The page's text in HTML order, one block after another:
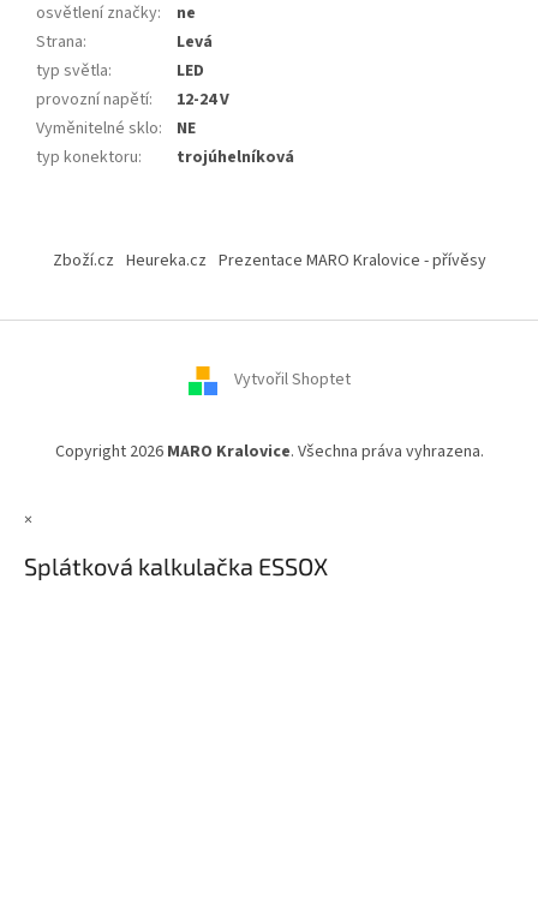
osvětlení značky:
ne
Strana:
Levá
typ světla:
LED
provozní napětí:
12-24 V
Vyměnitelné sklo:
NE
typ konektoru: trojúhelníková
Zboží.cz Heureka.cz Prezentace MARO Kralovice - přívěsy
Vytvořil Shoptet
Copyright 2026 MARO Kralovice. Všechna práva vyhrazena.
×
Splátková kalkulačka ESSOX